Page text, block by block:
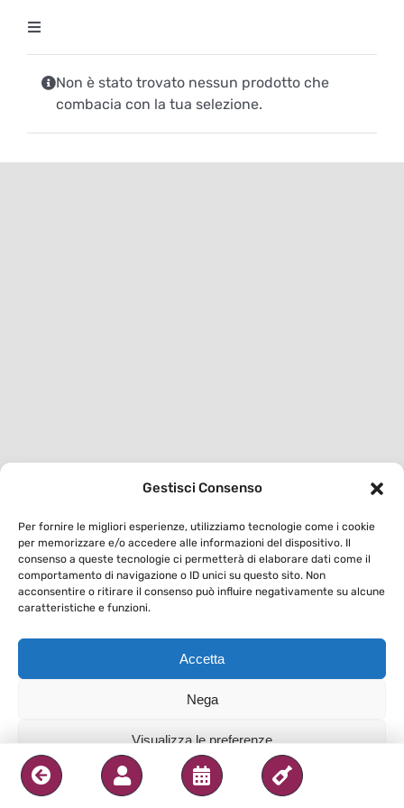
Gestisci Consenso
Per fornire le migliori esperienze, utilizziamo tecnologie come i cookie
per memorizzare e/o accedere alle informazioni del dispositivo. Il
consenso a queste tecnologie ci permetterà di elaborare dati come il
comportamento di navigazione o ID unici su questo sito. Non
acconsentire o ritirare il consenso può influire negativamente su alcune
caratteristiche e funzioni.
Accetta
Nega
Visualizza le preferenze
Privacy
Toggle
Navigation
Degustazioni
Storico Eventi
Non è stato trovato nessun prodotto che
combacia con la tua selezione.